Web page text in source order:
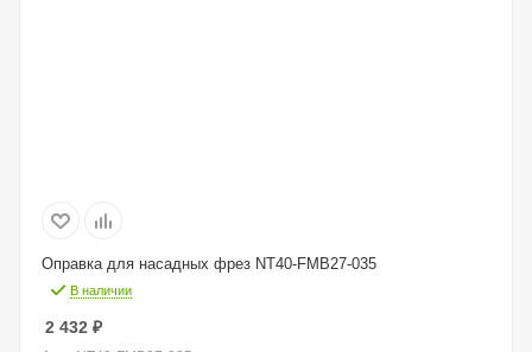
Оправка для насадных фрез NT40-FMB27-035
В наличии
2 432 ₽